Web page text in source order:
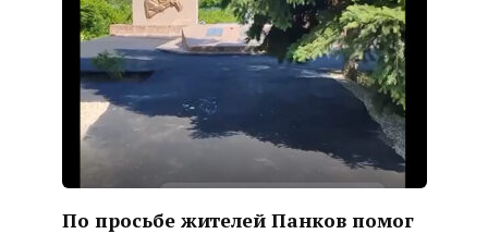
По просьбе жителей Панков помог